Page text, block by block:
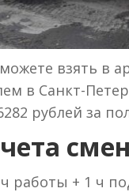
взять в
в Санкт-
рублей за
работы + 1 ч